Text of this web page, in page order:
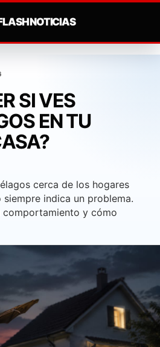
NOTICIAS
SI VES
EN TU
cerca de los hogares
indica un problema.
y cómo